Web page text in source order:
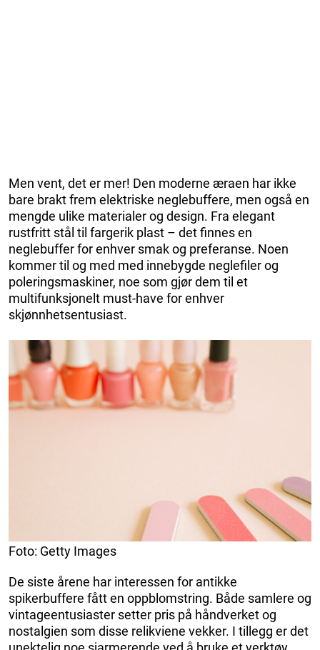
Men vent, det er mer! Den moderne æraen har ikke
bare brakt frem elektriske neglebuffere, men også en
mengde ulike materialer og design. Fra elegant
rustfritt stål til fargerik plast – det finnes en
neglebuffer for enhver smak og preferanse. Noen
kommer til og med med innebygde neglefiler og
poleringsmaskiner, noe som gjør dem til et
multifunksjonelt must-have for enhver
skjønnhetsentusiast.
Foto: Getty Images
De siste årene har interessen for antikke
spikerbuffere fått en oppblomstring. Både samlere og
vintageentusiaster setter pris på håndverket og
nostalgien som disse relikviene vekker. I tillegg er det